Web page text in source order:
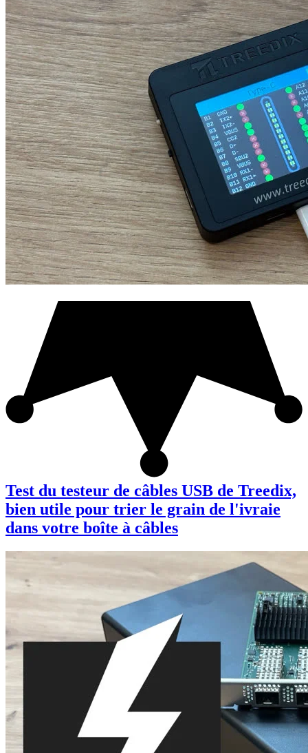
Test du testeur de câbles USB de Treedix,
bien utile pour trier le grain de l'ivraie
dans votre boîte à câbles